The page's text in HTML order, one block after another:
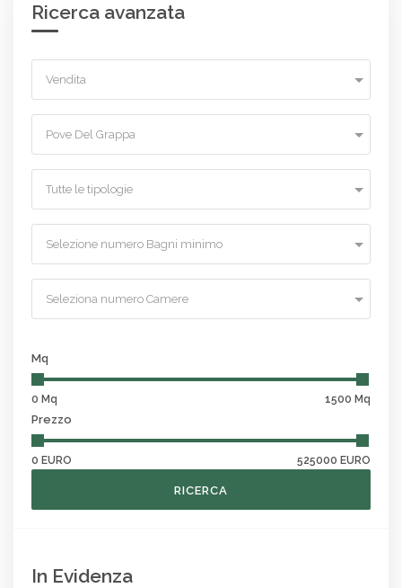
Ricerca avanzata
Vendita
Pove Del Grappa
Tutte le tipologie
Selezione numero Bagni minimo
Seleziona numero Camere
Mq
0 Mq 1500 Mq
Prezzo
0 EURO 525000 EURO
RICERCA
In Evidenza